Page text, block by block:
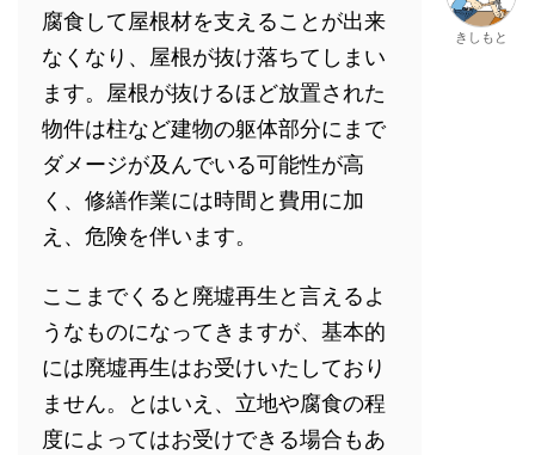
腐食して屋根材を支えることが出来
なくなり、屋根が抜け落ちてしまい
ます。屋根が抜けるほど放置された
物件は柱など建物の躯体部分にまで
ダメージが及んでいる可能性が高
く、修繕作業には時間と費用に加
え、危険を伴います。
ここまでくると廃墟再生と言えるよ
うなものになってきますが、基本的
には廃墟再生はお受けいたしており
ません。とはいえ、立地や腐食の程
度によってはお受けできる場合もあ
きしもと